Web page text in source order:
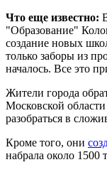
Что еще известно:
"Образование"
создание новых
только заборы из
началось. Все это
Жители города
Московской
разобраться в
Кроме того, они
набрала около 1500